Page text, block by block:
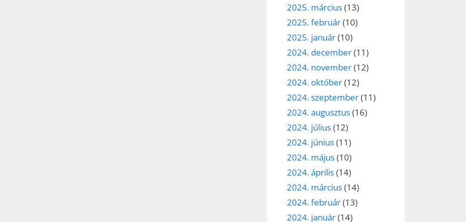
2025. március(13)
2025. február(10)
2025. január(10)
2024. december(11)
2024. november(12)
2024. október(12)
2024. szeptember(11)
2024. augusztus(16)
2024. július(12)
2024. június(11)
2024. május(10)
2024. április(14)
2024. március(14)
2024. február(13)
2024. január(14)